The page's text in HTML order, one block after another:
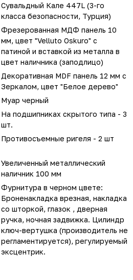
Сувальдный Кале 447L (3-го
класса безопасности, Турция)
Фрезерованная МДФ панель 10
мм, цвет "Velluto Oskuro" с
патиной и вставкой из металла в
цвет наличника (заподлицо)
Декоративная MDF панель 12 мм с
Зеркалом, цвет "Белое дерево"
Муар черный
На подшипниках скрытого типа - 3
шт.
Противосъемные ригеля - 2 шт
Увеличенный металлический
наличник 100 мм
Фурнитура в черном цвете:
Броненакладка врезная, накладка
со шторкой, глазок , дверная
ручка, ночная задвижка. Цилиндр
ключ-вертушка (производитель не
регламентируется), регулируемый
эксцентрик.